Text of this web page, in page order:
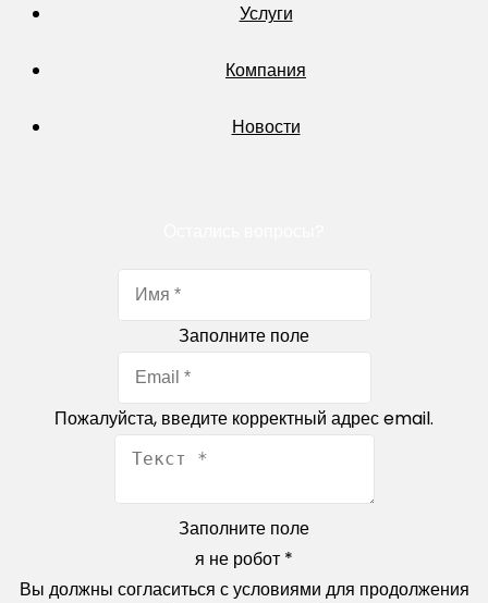
Услуги
Компания
Новости
Заполните поле
Пожалуйста, введите корректный адрес email.
Заполните поле
я не робот *
Вы должны согласиться с условиями для продолжения